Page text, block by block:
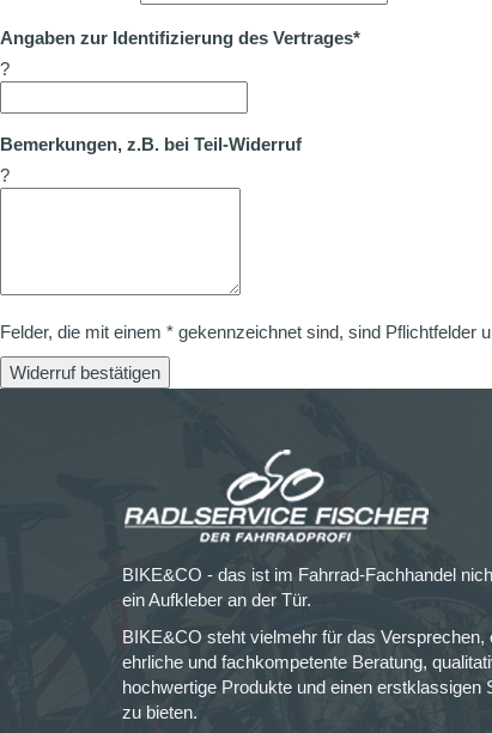
Angaben zur Identifizierung des Vertrages*
?
Bemerkungen, z.B. bei Teil-Widerruf
?
Felder, die mit einem * gekennzeichnet sind, sind
Widerruf bestätigen
BIKE&CO - das ist im Fahrrad-Fachhandel
ein Aufkleber an der Tür.
BIKE&CO steht vielmehr für das Versprechen,
ehrliche und fachkompetente Beratung,
hochwertige Produkte und einen erstklassigen
zu bieten.